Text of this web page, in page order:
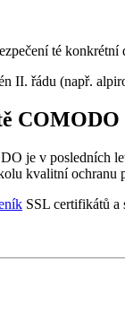
té konkrétní
II. řádu (např.
COMODO
je v posledních
kvalitní ochranu
SSL certifikátů a